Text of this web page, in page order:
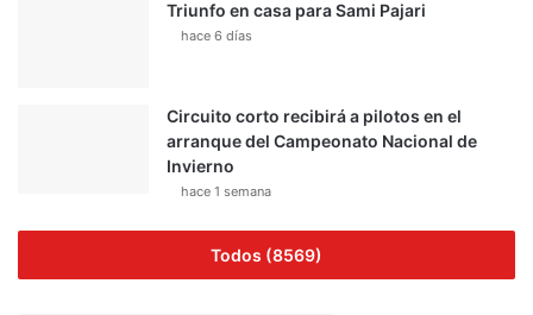
Triunfo en casa para Sami Pajari
hace 6 días
Circuito corto recibirá a pilotos en el
arranque del Campeonato Nacional de
Invierno
hace 1 semana
Todos (8569)